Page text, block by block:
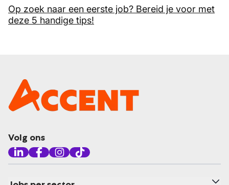
Op zoek naar een eerste job? Bereid je voor met
deze 5 handige tips!
Volg ons